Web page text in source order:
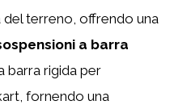
terreno, offrendo una
a barra
barra rigida per
fornendo una